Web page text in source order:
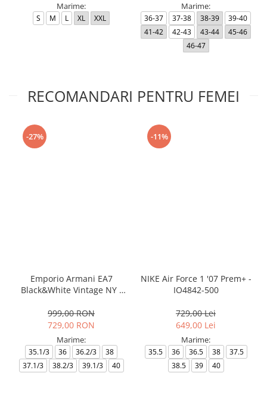
Marime:
S M L XL XXL
Marime:
36-37 37-38 38-39
39-40
41-42
42-43 43-44
45-46
46-47
RECOMANDARI PENTRU FEMEI
-27%
Emporio Armani EA7
Black&White Vintage NY -
999,00 RON
729,00 RON
Marime:
35.1/3 36 36.2/3
38
37.1/3
38.2/3 39.1/3 40
-11%
NIKE Air Force 1 '07 Prem+ -
IO4842-500
729,00 Lei
649,00 Lei
Marime:
35.5 36 36.5 38
37.5
38.5
39 40